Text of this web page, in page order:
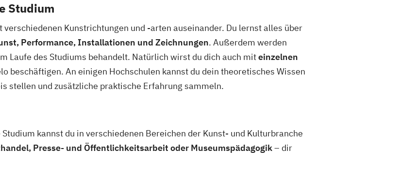
Studium
Kunstrichtungen und -arten auseinander. Du lernst alles über
Performance, Installationen und Zeichnungen. Außerdem werden
Laufe des Studiums behandelt. Natürlich wirst du dich auch miteinzelnen
beschäftigen. An einigen Hochschulen kannst du dein theoretisches Wissen
stellen und zusätzliche praktische Erfahrung sammeln.
kannst du in verschiedenen Bereichen der Kunst- und Kulturbranche
Presse- und Öffentlichkeitsarbeit oder Museumspädagogik– dir